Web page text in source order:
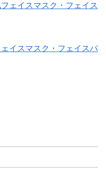
イスマスク・フェイスパ